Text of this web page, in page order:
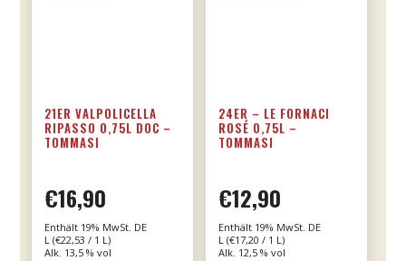
21ER VALPOLICELLA
RIPASSO 0,75L DOC –
TOMMASI
€16,90
Enthält 19% MwSt. DE
L (€22,53 / 1 L)
Alk. 13,5 % vol
24ER – LE FORNACI
ROSÉ 0,75L –
TOMMASI
€12,90
Enthält 19% MwSt. DE
L (€17,20 / 1 L)
Alk. 12,5 % vol